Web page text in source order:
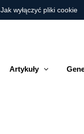
Jak wyłączyć pliki cookie
Artykuły